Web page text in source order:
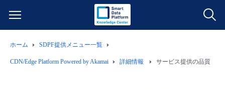
サービス一覧
ホーム SDPF提供メニュー一覧
CDN/Edge Platform Powered by Akamai 詳細情報 サービス提供の品質